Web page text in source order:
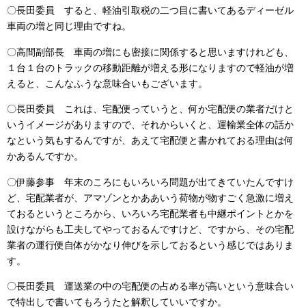
〇長田委員 すると、軽油引取税の二つ目に書いてあるディーゼル
車両の増と同じ理由ですね。
〇高間副部長 車両の増にも密接に関係すると思いますけれども、
１台１台のトラックの移動距離が増える形になりますので軽油が増
えると、こんなふうな意味合いもございます。
〇長田委員 これは、宅配便っていうと、何か宅配便の業者だけと
いうイメージがありますので、それからいくと、運輸業全体の話か
なという気もするんですが、あえて宅配便と書かれておる理由は何
かあるんですか。
〇伊藤参事 年末のころにもいろいろ問題が出てきていたんですけ
ど、宅配業者が、アマゾンとかああいう荷物が物すごく急激に増え
ておるというところから、いろいろ宅配業者も中継ポイントとかを
設けながらも工夫してやっておるんですけど、ですから、その宅配
業者の運行便自体がかなり伸びを示しておるという感じではありま
す。
〇長田委員 運送業の中の宅配便の占める率が高いという意味合い
で特出しで書いてもろうたと解釈していいですか。